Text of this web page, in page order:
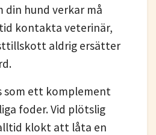
din hund verkar må
kontakta veterinär,
aldrig ersätter
som ett komplement
foder. Vid plötslig
klokt att låta en